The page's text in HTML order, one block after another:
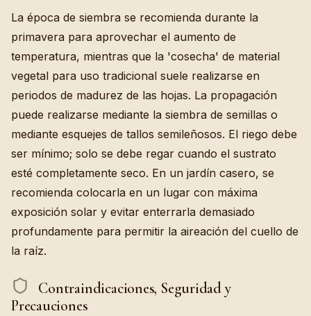
La época de siembra se recomienda durante la
primavera para aprovechar el aumento de
temperatura, mientras que la 'cosecha' de material
vegetal para uso tradicional suele realizarse en
periodos de madurez de las hojas. La propagación
puede realizarse mediante la siembra de semillas o
mediante esquejes de tallos semileñosos. El riego debe
ser mínimo; solo se debe regar cuando el sustrato
esté completamente seco. En un jardín casero, se
recomienda colocarla en un lugar con máxima
exposición solar y evitar enterrarla demasiado
profundamente para permitir la aireación del cuello de
la raíz.
Contraindicaciones, Seguridad y
Precauciones